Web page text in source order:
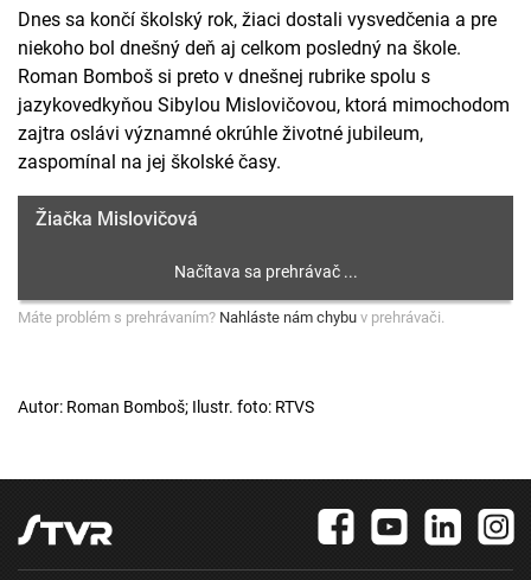
Dnes sa končí školský rok, žiaci dostali vysvedčenia a pre
niekoho bol dnešný deň aj celkom posledný na škole.
Roman Bomboš si preto v dnešnej rubrike spolu s
jazykovedkyňou Sibylou Mislovičovou, ktorá mimochodom
zajtra oslávi významné okrúhle životné jubileum,
zaspomínal na jej školské časy.
Žiačka Mislovičová
Máte problém s prehrávaním? Nahláste nám chybu v prehrávači.
Autor: Roman Bomboš; Ilustr. foto: RTVS